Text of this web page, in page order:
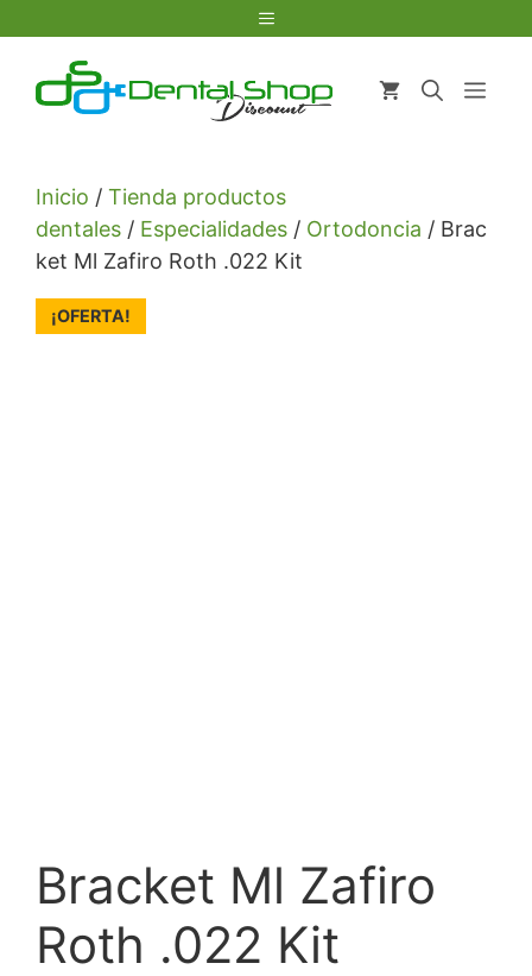
contenido
Menú
Inicio / Tienda productos
dentales / Especialidades / Ortodoncia / Brac
ket Ml Zafiro Roth .022 Kit
¡OFERTA!
Bracket Ml Zafiro
Roth .022 Kit